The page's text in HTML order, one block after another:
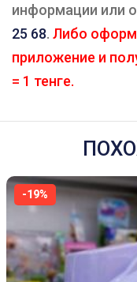
информации или
25 68. Либо
приложение и
= 1 тенге.
-19%